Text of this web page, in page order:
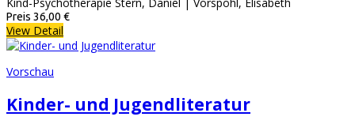
Preis 36,00 €
View Detail
Vorschau
Kinder- und Jugendliteratur